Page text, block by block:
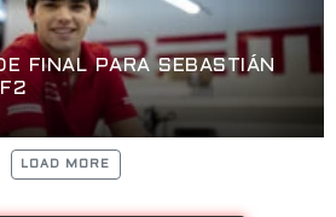
FINAL PARA SEBASTIÁN
LOAD MORE